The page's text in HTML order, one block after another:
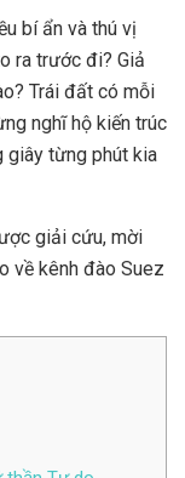
bí ẩn và thú vị
ra trước đi? Giả
Trái đất có mỗi
nghĩ hộ kiến trúc
giây từng phút kia
giải cứu, mời
về kênh đào Suez